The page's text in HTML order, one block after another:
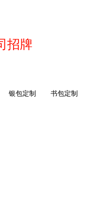
银包定制 书包定制